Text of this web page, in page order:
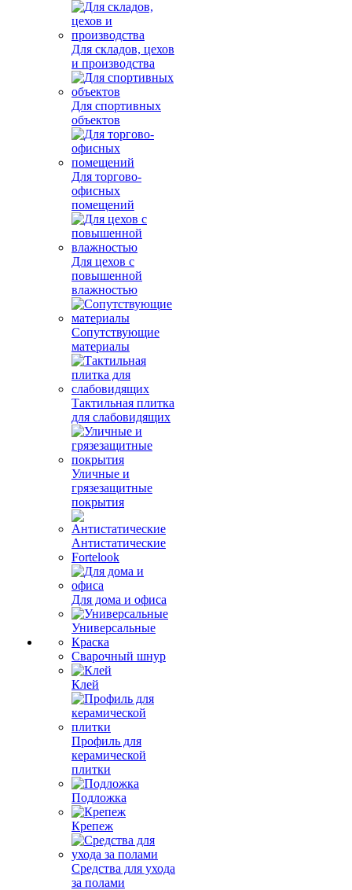
Для складов, цехов
и производства
Для спортивных
объектов
Для торгово-
офисных
помещений
Для цехов с
повышенной
влажностью
Сопутствующие
материалы
Тактильная плитка
для слабовидящих
Уличные и
грязезащитные
покрытия
Антистатические
Fortelook
Для дома и офиса
Универсальные
Краска
Сварочный шнур
Клей
Профиль для
керамической
плитки
Подложка
Крепеж
Средства для ухода
за полами